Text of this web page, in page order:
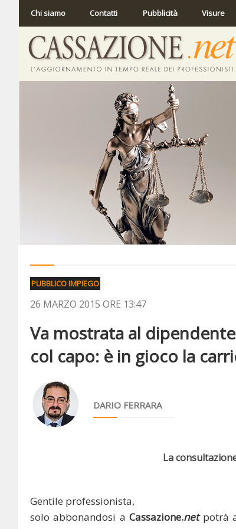
Chi siamo Contatti Pubblicità Visure
PUBBLICO IMPIEGO
26 MARZO 2015 ORE 13:47
Va mostrata al
col capo: è in gioco la
DARIO FERRARA
La
Gentile professionista,
solo abbonandosi aCassazione.netpotrà